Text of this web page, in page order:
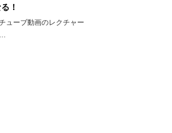
！
ューブ動画のレクチャー
…